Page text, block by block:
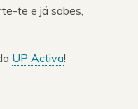
te e já sabes,
UP Activa!